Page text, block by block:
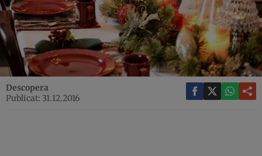
Descopera
Publicat: 31.12.2016